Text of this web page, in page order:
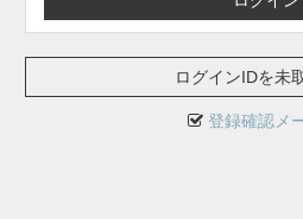
ログインIDを未
登録確認メ